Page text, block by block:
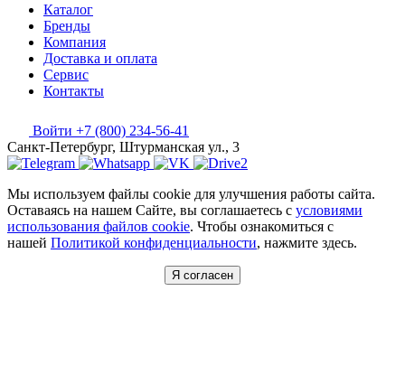
Каталог
Бренды
Компания
Доставка и оплата
Сервис
Контакты
Войти +7 (800) 234-56-41
Санкт-Петербург, Штурманская ул., 3
Мы используем файлы cookie для улучшения работы сайта.
Оставаясь на нашем Сайте, вы соглашаетесь с условиями
использования файлов cookie. Чтобы ознакомиться с
нашей Политикой конфиденциальности, нажмите здесь.
Я согласен